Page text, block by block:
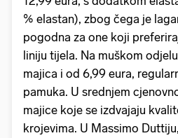
% elastan), zbog čega je
pogodna za one koji
liniju tijela. Na muškom
majica i od 6,99 eura,
pamuka. U srednjem
majice koje se izdvajaju
krojevima. U Massimo